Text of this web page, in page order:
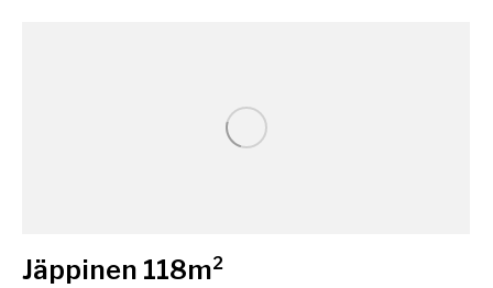
Jäppinen 118m²